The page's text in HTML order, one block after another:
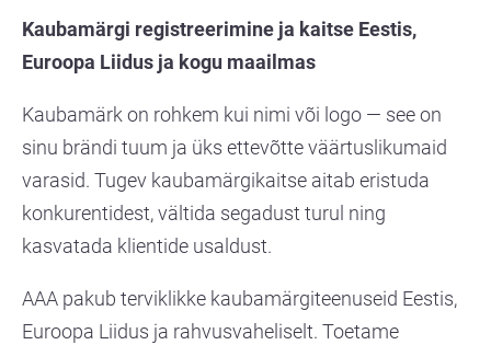
Kaubamärgi registreerimine ja kaitse Eestis,
Euroopa Liidus ja kogu maailmas
Kaubamärk on rohkem kui nimi või logo — see on
sinu brändi tuum ja üks ettevõtte väärtuslikumaid
varasid. Tugev kaubamärgikaitse aitab eristuda
konkurentidest, vältida segadust turul ning
kasvatada klientide usaldust.
AAA pakub terviklikke kaubamärgiteenuseid Eestis,
Euroopa Liidus ja rahvusvaheliselt. Toetame